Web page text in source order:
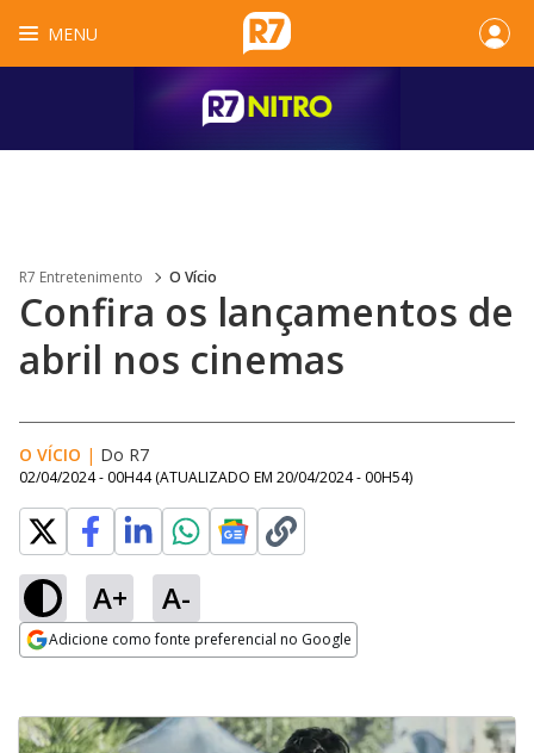
MENU
R7 Entretenimento O Vício
Confira os lançamentos de
abril nos cinemas
O VÍCIO | Do R7
02/04/2024 - 00H44 (ATUALIZADO EM 20/04/2024 - 00H54)
A+ A-
Adicione como fonte preferencial no Google